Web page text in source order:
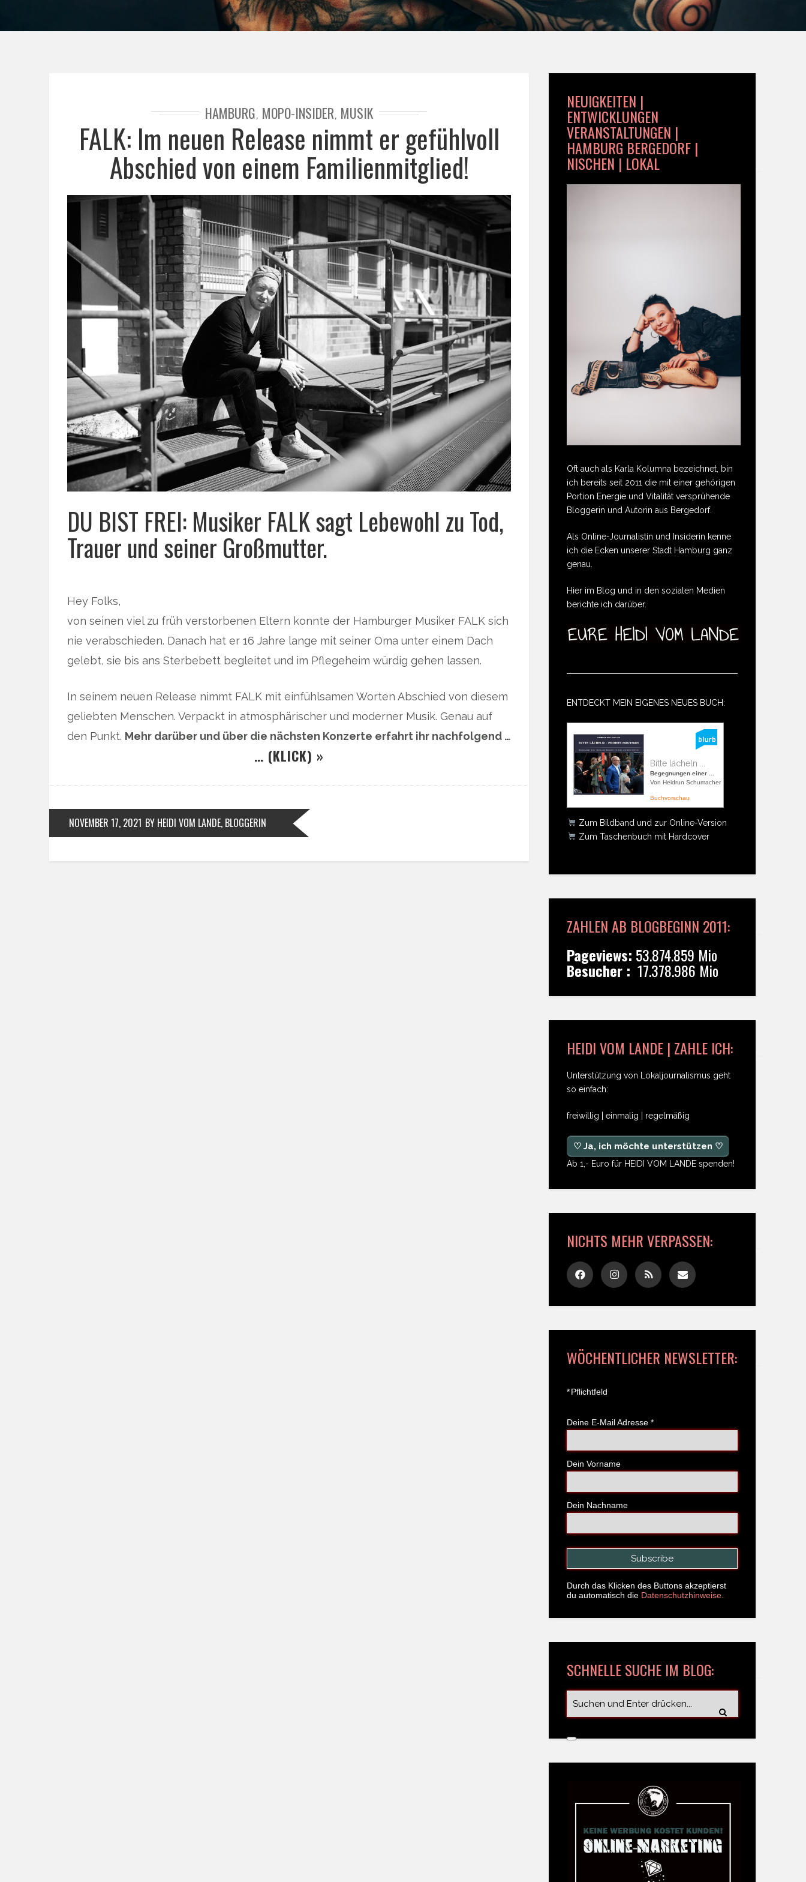
HAMBURG, MOPO-INSIDER, MUSIK
FALK: Im neuen Release nimmt er gefühlvoll
Abschied von einem Familienmitglied!
DU BIST FREI: Musiker FALK sagt Lebewohl zu Tod,
Trauer und seiner Großmutter.
Hey Folks,
von seinen viel zu früh verstorbenen Eltern konnte der Hamburger Musiker FALK sich
nie verabschieden. Danach hat er 16 Jahre lange mit seiner Oma unter einem Dach
gelebt, sie bis ans Sterbebett begleitet und im Pflegeheim würdig gehen lassen.
In seinem neuen Release nimmt FALK mit einfühlsamen Worten Abschied von diesem
geliebten Menschen. Verpackt in atmosphärischer und moderner Musik. Genau auf
den Punkt. Mehr darüber und über die nächsten Konzerte erfahrt ihr nachfolgend …
… (KLICK) »
NOVEMBER 17, 2021 BY HEIDI VOM LANDE, BLOGGERIN
NEUIGKEITEN |
ENTWICKLUNGEN
VERANSTALTUNGEN |
HAMBURG BERGEDORF |
NISCHEN | LOKAL
Oft auch als Karla Kolumna bezeichnet, bin
ich bereits seit 2011 die mit einer gehörigen
Portion Energie und Vitalität versprühende
Bloggerin und Autorin aus Bergedorf.
Als Online-Journalistin und Insiderin kenne
ich die Ecken unserer Stadt Hamburg ganz
genau.
Hier im Blog und in den sozialen Medien
berichte ich darüber.
ENTDECKT MEIN EIGENES NEUES BUCH:
Bitte lächeln ...
Begegnungen einer ...
Von Heidrun Schumacher
Buchvorschau
Zum Bildband und zur Online-Version
Zum Taschenbuch mit Hardcover
ZAHLEN AB BLOGBEGINN 2011:
Pageviews: 53.874.859 Mio
Besucher : 17.378.986 Mio
HEIDI VOM LANDE | ZAHLE ICH:
Unterstützung von Lokaljournalismus geht
so einfach:
freiwillig | einmalig | regelmäßig
♡ Ja, ich möchte unterstützen ♡
Ab 1,- Euro für HEIDI VOM LANDE spenden!
NICHTS MEHR VERPASSEN:
WÖCHENTLICHER NEWSLETTER:
*Pflichtfeld
Deine E-Mail Adresse *
Dein Vorname
Dein Nachname
Durch das Klicken des Buttons akzeptierst
du automatisch die Datenschutzhinweise.
SCHNELLE SUCHE IM BLOG: